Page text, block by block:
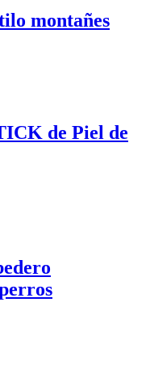
montañes
de Piel de